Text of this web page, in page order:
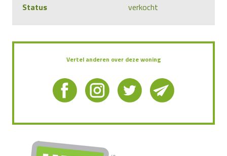
Status
verkocht
Vertel anderen over deze woning